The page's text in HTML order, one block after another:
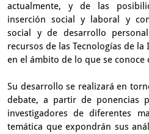
actualmente, y de las
inserción social y laboral y
social y de desarrollo
recursos de las Tecnologías de
en el ámbito de lo que se conoce
Su desarrollo se realizará en
debate, a partir de ponencias
investigadores de diferentes
temática que expondrán sus